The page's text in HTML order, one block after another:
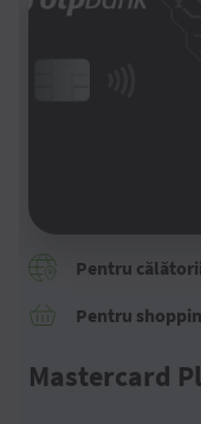
Pentru călătorii
Pentru
Mastercard